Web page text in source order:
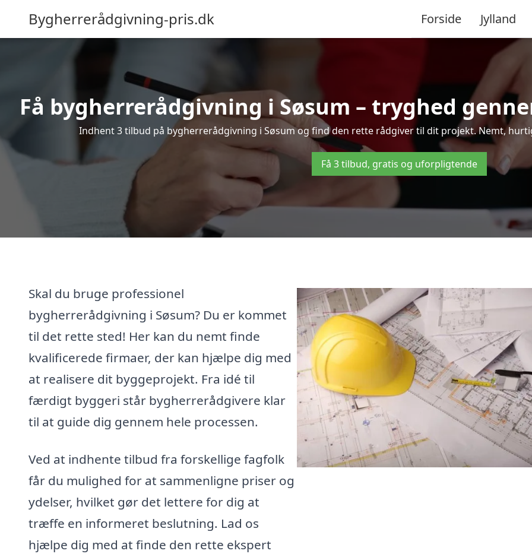
Bygherrerådgivning-pris.dk Forside Jylland
Få bygherrerådgivning i Søsum – tryghed
Indhent 3 tilbud på bygherrerådgivning i Søsum og find den rette rådgiver til dit projekt. Nemt,
Få 3 tilbud, gratis og uforpligtende
Skal du bruge professionel
bygherrerådgivning i Søsum? Du er kommet
til det rette sted! Her kan du nemt finde
kvalificerede firmaer, der kan hjælpe dig med
at realisere dit byggeprojekt. Fra idé til
færdigt byggeri står bygherrerådgivere klar
til at guide dig gennem hele processen.
Ved at indhente tilbud fra forskellige fagfolk
får du mulighed for at sammenligne priser og
ydelser, hvilket gør det lettere for dig at
træffe en informeret beslutning. Lad os
hjælpe dig med at finde den rette ekspert